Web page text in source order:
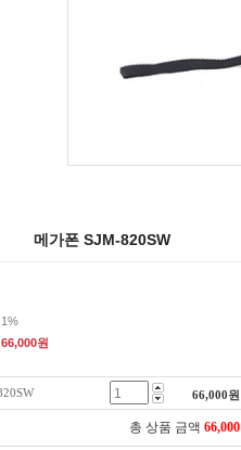
메가폰 SJM-820SW
1%
66,000원
66,000원
총 상품 금액 66,000